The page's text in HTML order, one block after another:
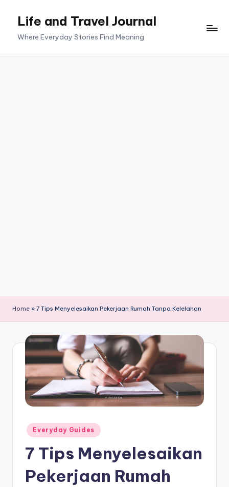
Life and Travel Journal
Where Everyday Stories Find Meaning
Home » 7 Tips Menyelesaikan Pekerjaan Rumah Tanpa Kelelahan
Posted
in
Everyday Guides
7 Tips Menyelesaikan
Pekerjaan Rumah